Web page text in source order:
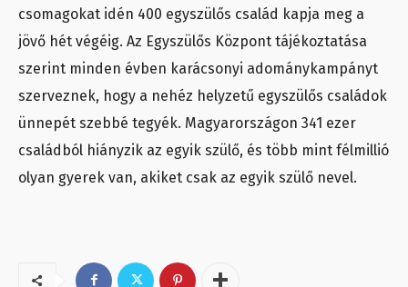
csomagokat idén 400 egyszülős család kapja meg a
jövő hét végéig. Az Egyszülős Központ tájékoztatása
szerint minden évben karácsonyi adománykampányt
szerveznek, hogy a nehéz helyzetű egyszülős családok
ünnepét szebbé tegyék. Magyarországon 341 ezer
családból hiányzik az egyik szülő, és több mint félmillió
olyan gyerek van, akiket csak az egyik szülő nevel.